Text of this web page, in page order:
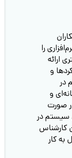
را
ارائه
و
در
و
صورت
سیستم در
کارشناس
به کار